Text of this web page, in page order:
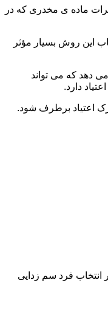
ماده ی مخدری که در
این روش بسیار مؤثر
دهد که می تواند
دارد.
اعتیاد برطرف شود.
فرد سم زدایی